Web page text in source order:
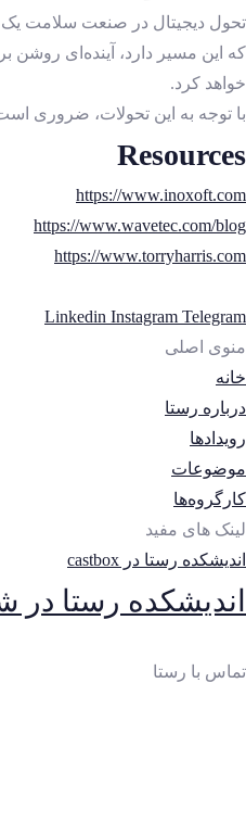
تحول دیجیتال در صنعت سلامت یک
که این مسیر دارد، آینده‌ای روشن
خواهد کرد.
با توجه به این تحولات، ضروری
Resources
https://www.inoxoft.com
https://www.wavetec.com/blog
https://www.torryharris.com
Linkedin Instagram Telegram
منوی اصلی
خانه
درباره رستا
رویدادها
موضوعات
کارگروه‌ها
لینک های مفید
اندیشکده رستا در castbox
اندیشکده رستا در
تماس با رستا